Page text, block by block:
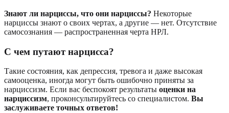
Знают ли нарциссы, что они нарциссы? Некоторые
нарциссы знают о своих чертах, а другие — нет. Отсутствие
самосознания — распространенная черта НРЛ.
С чем путают нарцисса?
Такие состояния, как депрессия, тревога и даже высокая
самооценка, иногда могут быть ошибочно приняты за
нарциссизм. Если вас беспокоят результаты оценки на
нарциссизм, проконсультируйтесь со специалистом. Вы
заслуживаете точных ответов!